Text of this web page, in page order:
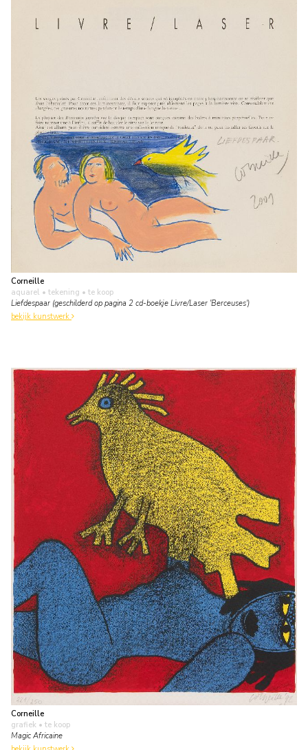
Corneille
aquarel • tekening • te koop
Liefdespaar (geschilderd op pagina 2 cd-boekje Livre/Laser 'Berceuses')
bekijk kunstwerk
Corneille
grafiek • te koop
Magic Africaine